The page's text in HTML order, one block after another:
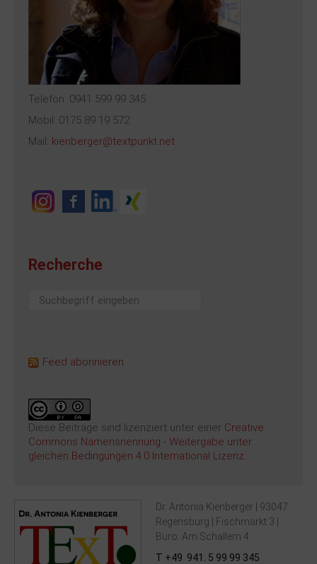
Telefon: 0941 599 99 345
Mobil: 0175 89 19 572
Mail: kienberger@textpunkt.net
Recherche
Suchen
Feed abonnieren
Diese Beiträge sind lizenziert unter einer Creative
Commons Namensnennung - Weitergabe unter
gleichen Bedingungen 4.0 International Lizenz
Dr. Antonia Kienberger | 93047
Regensburg | Fischmarkt 3 |
Büro: Am Schallern 4
T +49 941. 5 99 99 345